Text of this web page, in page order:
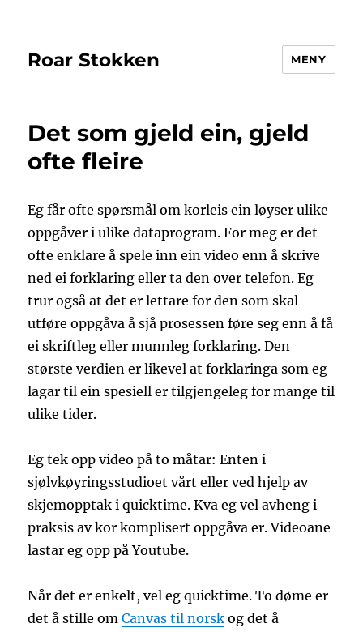
Roar Stokken MENY
Det som gjeld ein, gjeld
ofte fleire
Eg får ofte spørsmål om korleis ein løyser ulike
oppgåver i ulike dataprogram. For meg er det
ofte enklare å spele inn ein video enn å skrive
ned ei forklaring eller ta den over telefon. Eg
trur også at det er lettare for den som skal
utføre oppgåva å sjå prosessen føre seg enn å få
ei skriftleg eller munnleg forklaring. Den
største verdien er likevel at forklaringa som eg
lagar til ein spesiell er tilgjengeleg for mange til
ulike tider.
Eg tek opp video på to måtar: Enten i
sjølvkøyringsstudioet vårt eller ved hjelp av
skjemopptak i quicktime. Kva eg vel avheng i
praksis av kor komplisert oppgåva er. Videoane
lastar eg opp på Youtube.
Når det er enkelt, vel eg quicktime. To døme er
det å stille omCanvas til norsk og det å